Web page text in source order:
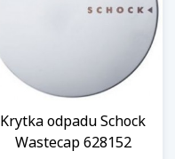
Krytka odpadu Schock
Wastecap 628152